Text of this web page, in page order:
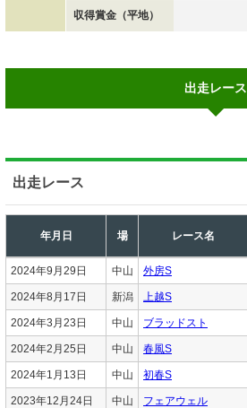
収得賞金（平地）
出走レース
出走レース
年月日 場 レース名
2024年9月29日 中山 外房S
2024年8月17日 新潟 上越S
2024年3月23日 中山 ブラッドスト
2024年2月25日 中山 春風S
2024年1月13日 中山 初春S
2023年12月24日 中山 フェアウェル